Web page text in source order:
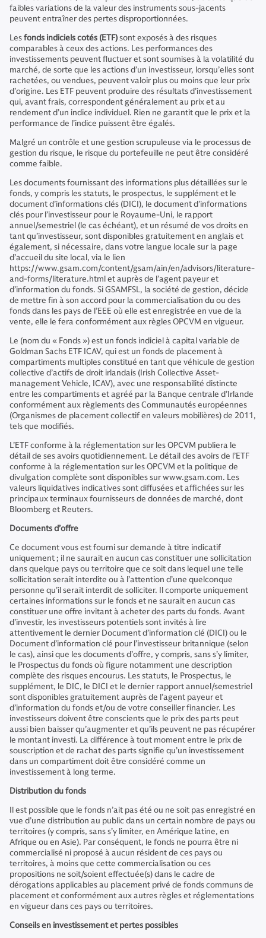
faibles variations de la valeur des instruments sous-jacents
peuvent entraîner des pertes disproportionnées.
Lesfonds indiciels cotés (ETF)sont exposés à des risques
comparables à ceux des actions. Les performances des
investissements peuvent fluctuer et sont soumises à la volatilité du
marché, de sorte que les actions d’un investisseur, lorsqu’elles sont
rachetées, ou vendues, peuvent valoir plus ou moins que leur prix
d’origine. Les ETF peuvent produire des résultats d’investissement
qui, avant frais, correspondent généralement au prix et au
rendement d’un indice individuel. Rien ne garantit que le prix et la
performance de l’indice puissent être égalés.
Malgré un contrôle et une gestion scrupuleuse via le processus de
gestion du risque, le risque du portefeuille ne peut être considéré
comme faible.
Les documents fournissant des informations plus détaillées sur le
fonds, y compris les statuts, le prospectus, le supplément et le
document d’informations clés (DICI), le document d’informations
clés pour l’investisseur pour le Royaume-Uni, le rapport
annuel/semestriel (le cas échéant), et un résumé de vos droits en
tant qu’investisseur, sont disponibles gratuitement en anglais et
également, si nécessaire, dans votre langue locale sur la page
d’accueil du site local, via le lien
https://www.gsam.com/content/gsam/ain/en/advisors/literature-
and-forms/literature.html et auprès de l’agent payeur et
d’information du fonds. Si GSAMFSL, la société de gestion, décide
de mettre fin à son accord pour la commercialisation du ou des
fonds dans les pays de l’EEE où elle est enregistrée en vue de la
vente, elle le fera conformément aux règles OPCVM en vigueur.
Le (nom du « Fonds ») est un fonds indiciel à capital variable de
Goldman Sachs ETF ICAV, qui est un fonds de placement à
compartiments multiples constitué en tant que véhicule de gestion
collective d’actifs de droit irlandais (Irish Collective Asset-
management Vehicle, ICAV), avec une responsabilité distincte
entre les compartiments et agréé par la Banque centrale d’Irlande
conformément aux règlements des Communautés européennes
(Organismes de placement collectif en valeurs mobilières) de 2011,
tels que modifiés.
L’ETF conforme à la réglementation sur les OPCVM publiera le
détail de ses avoirs quotidiennement. Le détail des avoirs de l’ETF
conforme à la réglementation sur les OPCVM et la politique de
divulgation complète sont disponibles sur www.gsam.com. Les
valeurs liquidatives indicatives sont diffusées et affichées sur les
principaux terminaux fournisseurs de données de marché, dont
Bloomberg et Reuters.
Documents d’offre
Ce document vous est fourni sur demande à titre indicatif
uniquement ; il ne saurait en aucun cas constituer une sollicitation
dans quelque pays ou territoire que ce soit dans lequel une telle
sollicitation serait interdite ou à l’attention d’une quelconque
personne qu’il serait interdit de solliciter. Il comporte uniquement
certaines informations sur le fonds et ne saurait en aucun cas
constituer une offre invitant à acheter des parts du fonds. Avant
d’investir, les investisseurs potentiels sont invités à lire
attentivement le dernier Document d’information clé (DICI) ou le
Document d’information clé pour l’investisseur britannique (selon
le cas), ainsi que les documents d’offre, y compris, sans s’y limiter,
le Prospectus du fonds où figure notamment une description
complète des risques encourus. Les statuts, le Prospectus, le
supplément, le DIC, le DICI et le dernier rapport annuel/semestriel
sont disponibles gratuitement auprès de l’agent payeur et
d’information du fonds et/ou de votre conseiller financier. Les
investisseurs doivent être conscients que le prix des parts peut
aussi bien baisser qu’augmenter et qu’ils peuvent ne pas récupérer
le montant investi. La différence à tout moment entre le prix de
souscription et de rachat des parts signifie qu’un investissement
dans un compartiment doit être considéré comme un
investissement à long terme.
Distribution du fonds
Il est possible que le fonds n’ait pas été ou ne soit pas enregistré en
vue d’une distribution au public dans un certain nombre de pays ou
territoires (y compris, sans s’y limiter, en Amérique latine, en
Afrique ou en Asie). Par conséquent, le fonds ne pourra être ni
commercialisé ni proposé à aucun résident de ces pays ou
territoires, à moins que cette commercialisation ou ces
propositions ne soit/soient effectuée(s) dans le cadre de
dérogations applicables au placement privé de fonds communs de
placement et conformément aux autres règles et réglementations
en vigueur dans ces pays ou territoires.
Conseils en investissement et pertes possibles